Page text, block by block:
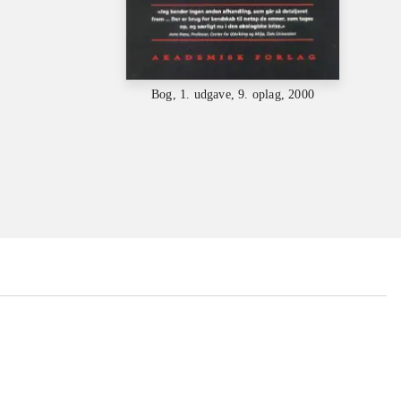
Bog, 1. udgave, 9. oplag, 2000